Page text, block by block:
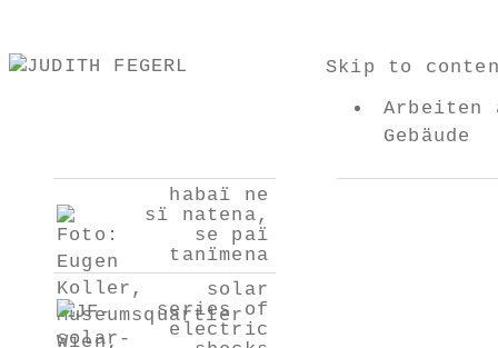
Skip to
Arbeiten
Gebäude
habaï ne
sï natena,
se paï
tanïmena
solar
series of
electric